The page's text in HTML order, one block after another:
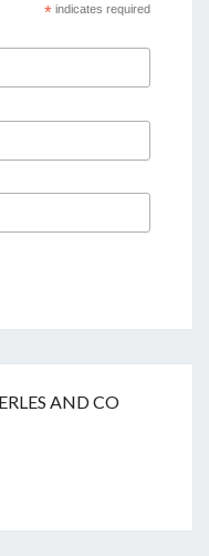
*indicates required
AND CO